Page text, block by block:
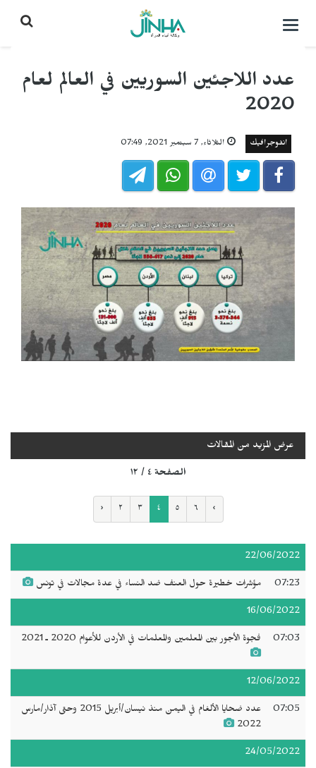
التحكم
عدد اللاجئين السوريين في العالم لعام
2020
انفوجرافيك الثلاثاء, 7 سبتمبر 2021, 07:49
عرض المزيد من المقالات
الصفحة ٤ / ١٢
‹ ٢ ٣ ٤ ٥ ٦ ›
22/06/2022
07:23 مؤشرات خطيرة حول العنف ضد النساء في عدة مجالات في تونس
16/06/2022
07:03 فجوة الأجور بين المعلمين والمعلمات في الأردن للأعوام 2020 ـ 2021
12/06/2022
07:05
عدد ضحايا الألغام في اليمن منذ نيسان/أبريل 2015 وحتى آذار/مارس
2022
24/05/2022